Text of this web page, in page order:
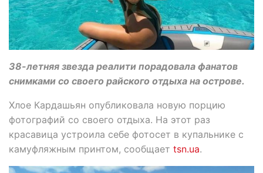
38-летняя звезда реалити порадовала фанатов
снимками со своего райского отдыха на острове.
Хлое Кардашьян опубликовала новую порцию
фотографий со своего отдыха. На этот раз
красавица устроила себе фотосет в купальнике с
камуфляжным принтом, сообщает tsn.ua.